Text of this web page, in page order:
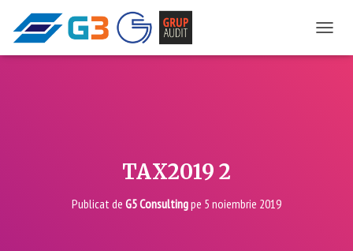
TAX2019 2
Publicat de G5 Consultingpe 5 noiembrie 2019